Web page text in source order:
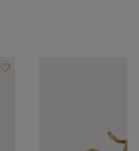
favorite_borderAjouter à vos favoris